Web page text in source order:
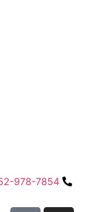
052-978-7854